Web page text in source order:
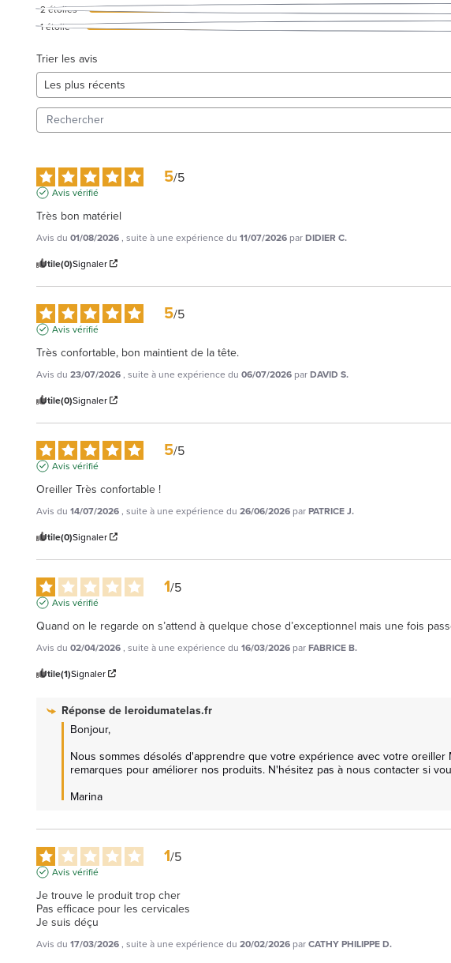
2étoiles
1étoile
Trier les avis
5/5
Avis vérifié
Très bon matériel
Avis du 01/08/2026, suite à une expérience du 11/07/2026 parDIDIER C.
Utile(0)Signaler
5/5
Avis vérifié
Très confortable, bon maintient de la tête.
Avis du 23/07/2026, suite à une expérience du 06/07/2026 parDAVID S.
Utile(0)Signaler
5/5
Avis vérifié
Oreiller Très confortable !
Avis du 14/07/2026, suite à une expérience du 26/06/2026 parPATRICE J.
Utile(0)Signaler
1/5
Avis vérifié
Quand on le regarde on s’attend à quelque chose d’exceptionnel mais une fois
Avis du 02/04/2026, suite à une expérience du 16/03/2026 parFABRICE B.
Utile(1)Signaler
Réponse deleroidumatelas.fr
Bonjour,
Nous sommes désolés d'apprendre que votre expérience avec votre
remarques pour améliorer nos produits. N'hésitez pas à nous contacter si
Marina
1/5
Avis vérifié
Je trouve le produit trop cher
Pas efficace pour les cervicales
Je suis déçu
Avis du 17/03/2026, suite à une expérience du 20/02/2026 parCATHY PHILIPPE D.